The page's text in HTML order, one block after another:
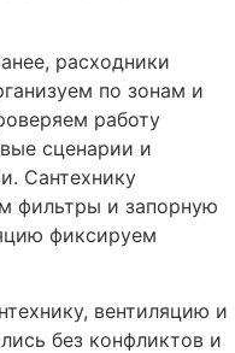
расходники
по зонам и
работу
сценарии и
Сантехнику
фильтры и запорную
фиксируем
вентиляцию и
без конфликтов и